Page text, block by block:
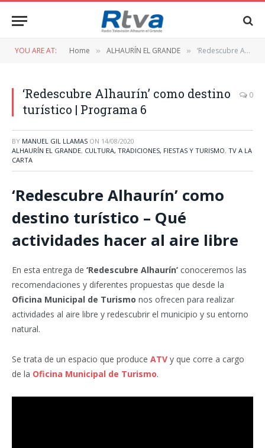
YOU ARE AT: Home » ALHAURÍN EL GRANDE » ‘Redescubre Alhaurín’ como destino turístico | Programa 6
‘Redescubre Alhaurín’ como destino
turístico | Programa 6
0
BY MANUEL GIL LLAMAS ON 14/08/2020
ALHAURÍN EL GRANDE, CULTURA, TRADICIONES, FIESTAS Y TURISMO, TV A LA
CARTA
‘Redescubre Alhaurín’ como
destino turístico – Qué
actividades hacer al aire libre
En esta entrega de ‘Redescubre Alhaurín’ conoceremos las
recomendaciones y diferentes propuestas que desde la
Oficina Municipal de Turismo nos ofrecen para realizar
actividades al aire libre y redescubrir el municipio y su entorno
natural.
Se trata de un espacio que produce ATV y que corre a cargo
de la Oficina Municipal de Turismo.